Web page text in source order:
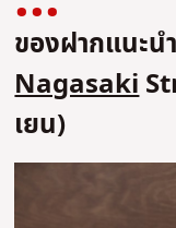
ของฝากแนะน
Nagasaki
เยน)